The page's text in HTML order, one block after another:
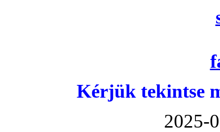
Kérjük tekintse
2025-